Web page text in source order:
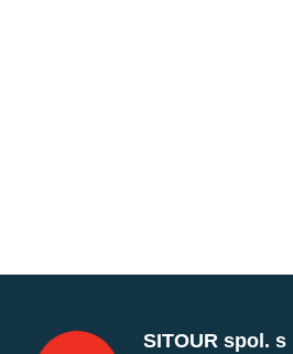
SITOUR spol. s